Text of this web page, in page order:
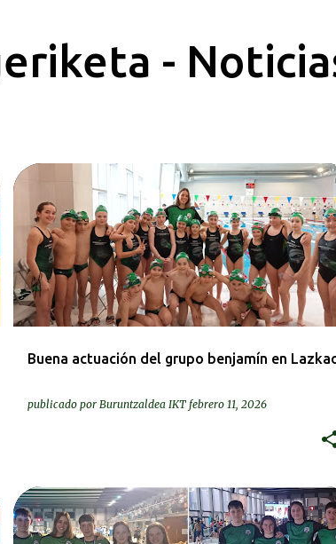
-
Buena actuación del grupo benjamín en
publicado por Buruntzaldea IKT febrero 11, 2026
KRONIKAK-CRÓNICAS
KRONIKAK-CRÓNICAS